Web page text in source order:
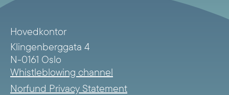
Hovedkontor
Klingenberggata 4
N-0161 Oslo
Whistleblowing channel
Norfund Privacy Statement